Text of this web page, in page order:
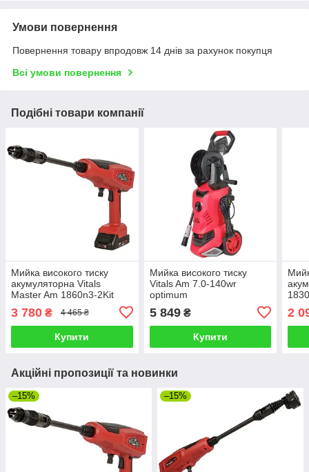
Умови повернення
Повернення товару впродовж 14 днів за рахунок покупця
Всі умови повернення
Подібні товари компанії
Мийка високого тиску
акумуляторна Vitals
Master Am 1860n3-2Kit
3 780 ₴ 4 465 ₴
Купити
Мийка високого тиску
Vitals Am 7.0-140wr
optimum
5 849₴
Купити
2
Акційні пропозиції та новинки
–15% –15%